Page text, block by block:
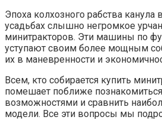
Эпоха колхозного рабства канула
усадьбах слышно негромкое
минитракторов. Эти машины по
уступают своим более мощным
их в маневренности и
Всем, кто собирается купить
помешает поближе
возможностями и сравнить
модели. Все эти вопросы мы